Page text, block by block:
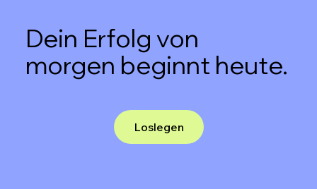
Dein Erfolg von
morgen beginnt heute.
Loslegen